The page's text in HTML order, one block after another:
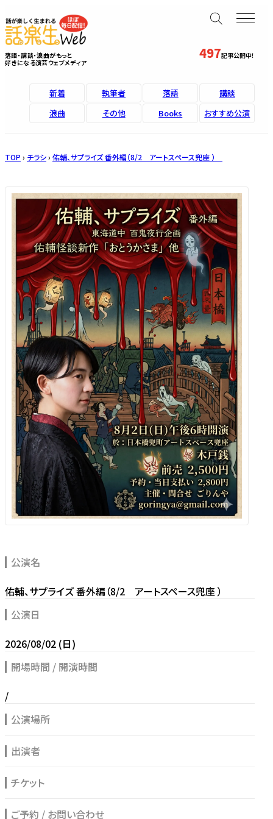
497記事公開中！
落語・講談・浪曲がもっと
好きになる演芸ウェブメディア
新着 執筆者 落語
講談
浪曲
その他 Books おすすめ公演
TOP › チラシ› 佑輔、サプライズ 番外編（8/2 アートスペース兜座 ）
公演名
佑輔、サプライズ 番外編（8/2 アートスペース兜座 ）
公演日
2026/08/02 (日)
開場時間 / 開演時間
/
公演場所
出演者
チケット
ご予約 / お問い合わせ